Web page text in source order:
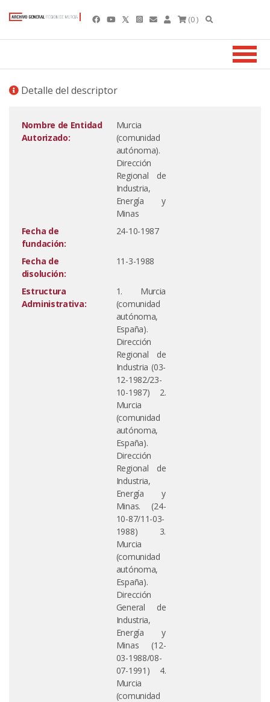
(0 )
Detalle del descriptor
Nombre de Entidad
Autorizado:
Murcia
(comunidad
autónoma).
Dirección
Regional de
Industria,
Energía y
Minas
Fecha de
fundación:
24-10-1987
Fecha de
disolución:
11-3-1988
Estructura
Administrativa:
1. Murcia
(comunidad
autónoma,
España).
Dirección
Regional de
Industria (03-
12-1982/23-
10-1987) 2.
Murcia
(comunidad
autónoma,
España).
Dirección
Regional de
Industria,
Energía y
Minas. (24-
10-87/11-03-
1988) 3.
Murcia
(comunidad
autónoma,
España).
Dirección
General de
Industria,
Energía y
Minas (12-
03-1988/08-
07-1991) 4.
Murcia
(comunidad